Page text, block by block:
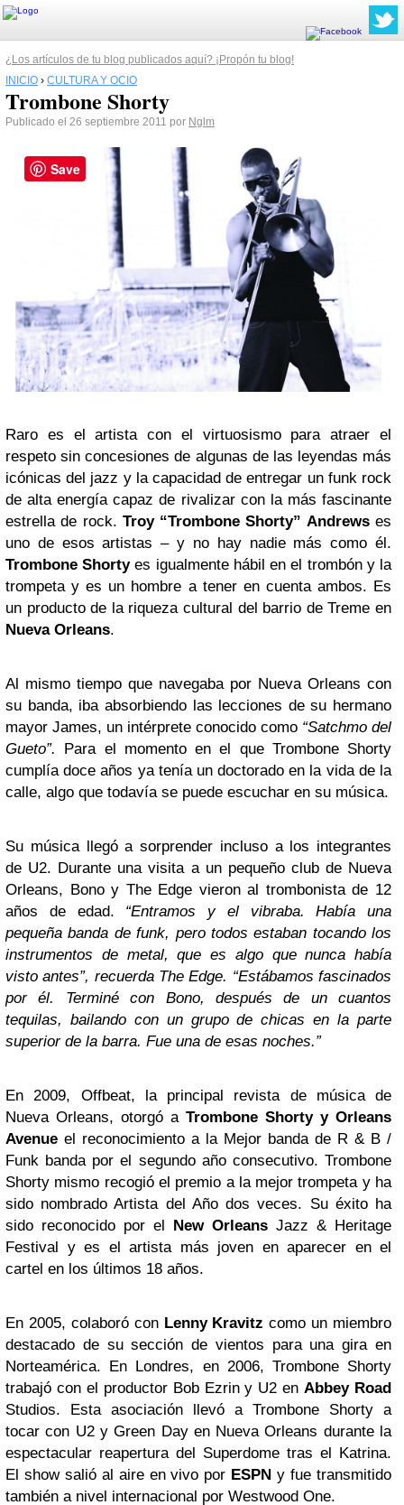
¿Los artículos de tu blog publicados aquí? ¡Propón tu blog!
INICIO › CULTURA Y OCIO
Trombone Shorty
Publicado el 26 septiembre 2011 por Nglm
Raro es el artista con el virtuosismo para atraer el
respeto sin concesiones de algunas de las leyendas más
icónicas del jazz y la capacidad de entregar un funk rock
de alta energía capaz de rivalizar con la más fascinante
estrella de rock. Troy “Trombone Shorty” Andrewses
uno de esos artistas – y no hay nadie más como él.
Trombone Shortyes igualmente hábil en el trombón y la
trompeta y es un hombre a tener en cuenta ambos. Es
un producto de la riqueza cultural del barrio de Treme en
Nueva Orleans.
Al mismo tiempo que navegaba por Nueva Orleans con
su banda, iba absorbiendo las lecciones de su hermano
mayor James, un intérprete conocido como “Satchmo del
Gueto”.
Para el momento en el que Trombone Shorty
cumplía doce años ya tenía un doctorado en la vida de la
calle, algo que todavía se puede escuchar en su música.
Su música llegó a sorprender incluso a los integrantes
de U2. Durante una visita a un pequeño club de Nueva
Orleans, Bono y The Edge vieron al trombonista de 12
años de edad. “Entramos y el vibraba. Había una
pequeña banda de funk, pero todos estaban tocando los
instrumentos de metal, que es algo que nunca había
visto antes”, recuerda The Edge. “Estábamos fascinados
por él.
Terminé con Bono, después de un cuantos
tequilas, bailando con un grupo de chicas en la parte
superior de la barra. Fue una de esas noches.”
En 2009, Offbeat, la principal revista de música de
Nueva Orleans, otorgó a Trombone Shorty y Orleans
Avenue el reconocimiento a la Mejor banda de R & B /
Funk banda por el segundo año consecutivo. Trombone
Shorty mismo recogió el premio a la mejor trompeta y ha
sido nombrado Artista del Año dos veces. Su éxito ha
sido reconocido por el New Orleans Jazz & Heritage
Festival y es el artista más joven en aparecer en el
cartel en los últimos 18 años.
En 2005, colaboró con Lenny Kravitz como un miembro
destacado de su sección de vientos para una gira en
Norteamérica. En Londres, en 2006, Trombone Shorty
trabajó con el productor Bob Ezrin y U2 en Abbey Road
Studios. Esta asociación llevó a Trombone Shorty a
tocar con U2 y Green Day en Nueva Orleans durante la
espectacular reapertura del Superdome tras el Katrina.
El show salió al aire en vivo por ESPN y fue transmitido
también a nivel internacional por Westwood One.
Save